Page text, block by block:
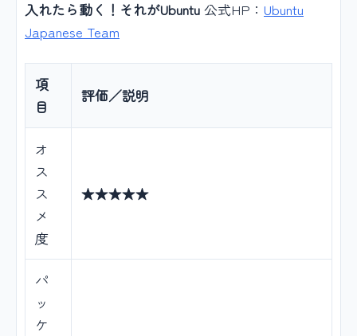
入れたら動く！それがUbuntu 公式HP： Ubuntu
Japanese Team
項
目
評価／説明
オ
ス
ス
メ
度
★★★★★
パ
ッ
ケ